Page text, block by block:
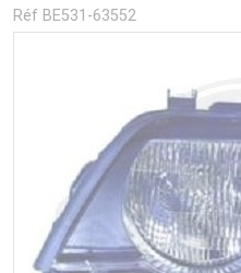
Réf BE531-63552